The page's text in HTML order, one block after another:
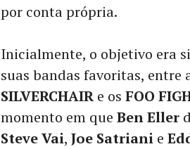
por conta própria.
Inicialmente, o objetivo era
suas bandas favoritas, entre
SILVERCHAIR e os FOO
momento em que Ben Eller
Steve Vai, Joe Satriani e